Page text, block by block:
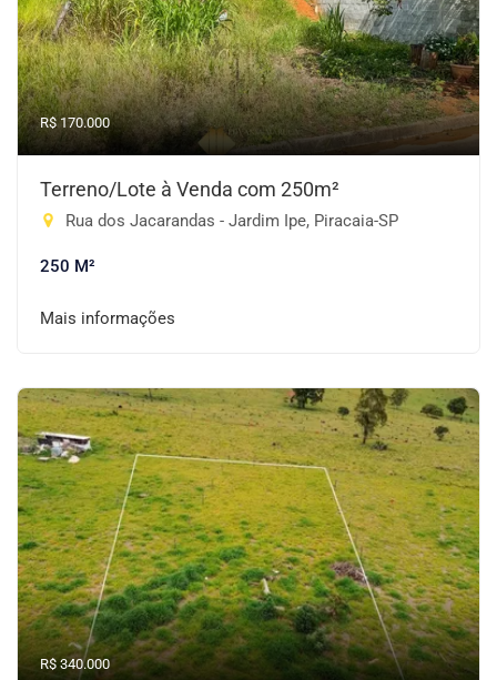
R$ 170.000
Terreno/Lote à Venda com 250m²
Rua dos Jacarandas - Jardim Ipe, Piracaia-SP
250 M²
Mais informações
R$ 340.000